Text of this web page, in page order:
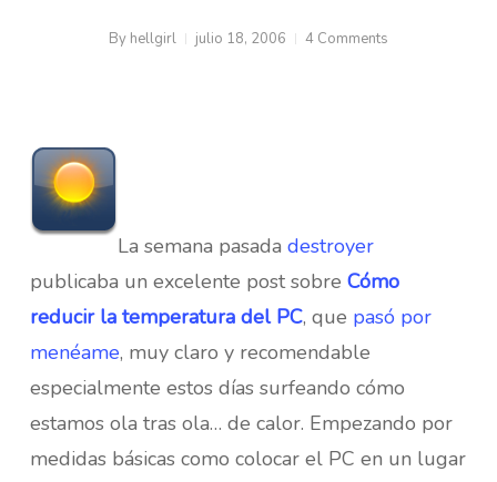
By hellgirl julio 18, 2006 4 Comments
La semana pasada destroyer
publicaba un excelente post sobre Cómo
reducir la temperatura del PC, que pasó por
menéame, muy claro y recomendable
especialmente estos días surfeando cómo
estamos ola tras ola… de calor. Empezando por
medidas básicas como colocar el PC en un lugar